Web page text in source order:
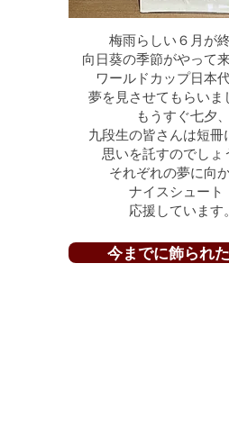
梅雨らしい６月が
向日葵の季節がやって
ワールドカップ日本
夢を見させてもらいま
もうすぐ七夕
九段生の皆さんは短冊
思いを託すのでしょ
それぞれの夢に向
ナイスシュート
応援しています
今までに飾られ